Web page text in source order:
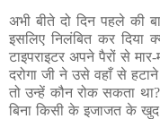
अभी बीते दो दिन पहले की
इसलिए निलंबित कर दिया
टाइपराइटर अपने पैरों से
दरोगा जी ने उसे वहाँ से
तो उन्हें कौन रोक सकता
बिना किसी के इजाजत के